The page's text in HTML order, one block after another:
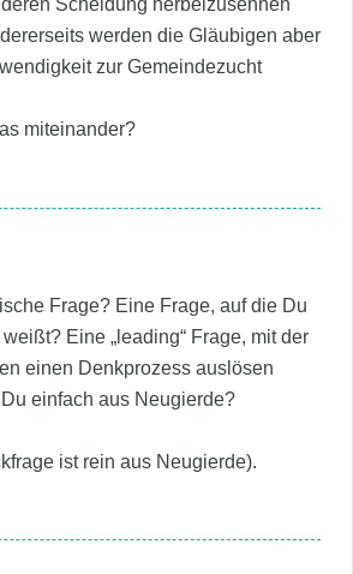
Scheidung herbeizusehnen
werden die Gläubigen aber
zur Gemeindezucht
miteinander?
Frage? Eine Frage, auf die Du
Eine „leading“ Frage, mit der
einen Denkprozess auslösen
einfach aus Neugierde?
ist rein aus Neugierde).